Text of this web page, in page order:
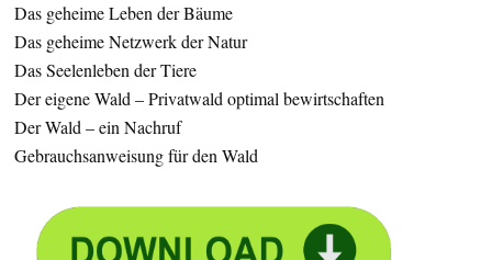
Das geheime Leben der Bäume
Das geheime Netzwerk der Natur
Das Seelenleben der Tiere
Der eigene Wald – Privatwald optimal bewirtschaften
Der Wald – ein Nachruf
Gebrauchsanweisung für den Wald